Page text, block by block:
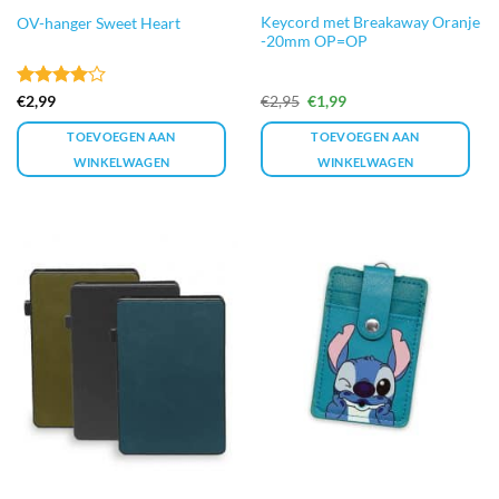
OV-hanger Sweet Heart
Gewaardeerd
4uit 5
€2,99
TOEVOEGEN AAN
WINKELWAGEN
Keycord met Breakaway Oranje
-20mm OP=OP
€2,95 Oorspronkelijke
prijs
was:
€2,95.
€1,99Huidige
is:
€1,99.
TOEVOEGEN AAN
WINKELWAGEN